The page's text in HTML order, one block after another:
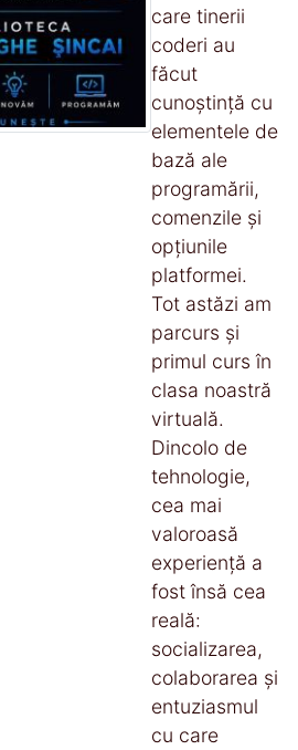
care tinerii
coderi au
făcut
cunoștință cu
elementele de
bază ale
programării,
comenzile și
opțiunile
platformei.
Tot astăzi am
parcurs și
primul curs în
clasa noastră
virtuală.
Dincolo de
tehnologie,
cea mai
valoroasă
experiență a
fost însă cea
reală:
socializarea,
colaborarea și
entuziasmul
cu care